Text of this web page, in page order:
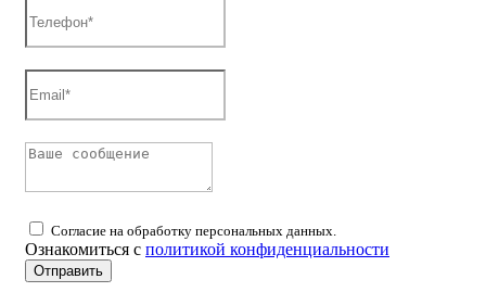
Согласие на обработку персональных данных.
Ознакомиться с политикой конфиденциальности